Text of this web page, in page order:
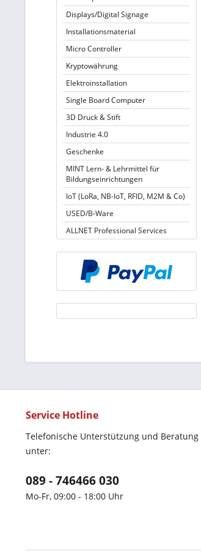
Displays/Digital Signage
Installationsmaterial
Micro Controller
Kryptowährung
Elektroinstallation
Single Board Computer
3D Druck & Stift
Industrie 4.0
Geschenke
MINT Lern- & Lehrmittel für
Bildungseinrichtungen
IoT (LoRa, NB-IoT, RFID, M2M & Co)
USED/B-Ware
ALLNET Professional Services
Service Hotline
Telefonische Unterstützung und Beratung
unter:
089 - 746466 030
Mo-Fr, 09:00 - 18:00 Uhr